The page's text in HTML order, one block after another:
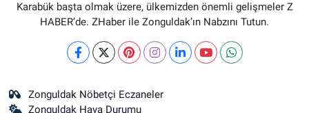
Karabük başta olmak üzere, ülkemizden önemli gelişmeler Z
HABER’de. ZHaber ile Zonguldak’ın Nabzını Tutun.
Zonguldak Nöbetçi Eczaneler
Zonguldak Hava Durumu